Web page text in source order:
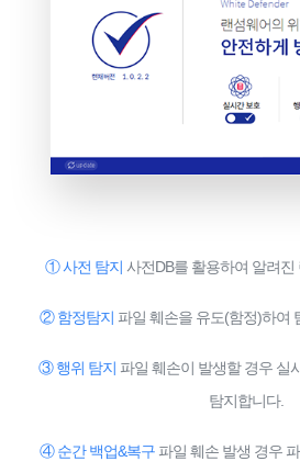
① 사전 탐지 사전DB를 활용하여 알려진
② 함정탐지 파일 훼손을 유도(함정)하여
③ 행위 탐지 파일 훼손이 발생할 경우 실
탐지합니다.
④ 순간 백업&복구 파일 훼손 발생 경우